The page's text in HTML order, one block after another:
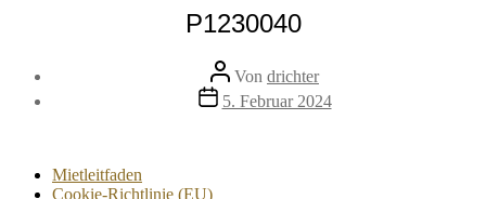
P1230040
Beitragsautor
Von drichter
Veröffentlichungsdatum
5. Februar 2024
Mietleitfaden
Cookie-Richtlinie (EU)